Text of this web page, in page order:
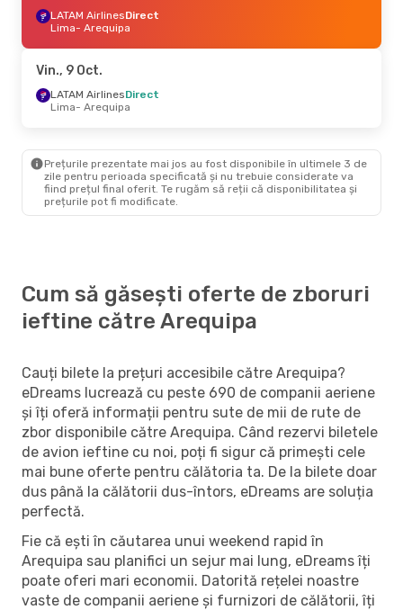
LATAM AirlinesDirect
Lima- Arequipa
Vin., 9 Oct.
LATAM AirlinesDirect
Lima- Arequipa
Prețurile prezentate mai jos au fost disponibile în ultimele 3 de
zile pentru perioada specificată și nu trebuie considerate va
fiind prețul final oferit. Te rugăm să reții că disponibilitatea și
prețurile pot fi modificate.
Cum să găsești oferte de zboruri
ieftine către Arequipa
Cauți bilete la prețuri accesibile către Arequipa?
eDreams lucrează cu peste 690 de companii aeriene
și îți oferă informații pentru sute de mii de rute de
zbor disponibile către Arequipa. Când rezervi biletele
de avion ieftine cu noi, poți fi sigur că primești cele
mai bune oferte pentru călătoria ta. De la bilete doar
dus până la călătorii dus-întors, eDreams are soluția
perfectă.
Fie că ești în căutarea unui weekend rapid în
Arequipa sau planifici un sejur mai lung, eDreams îți
poate oferi mari economii. Datorită rețelei noastre
vaste de companii aeriene și furnizori de călătorii, îți